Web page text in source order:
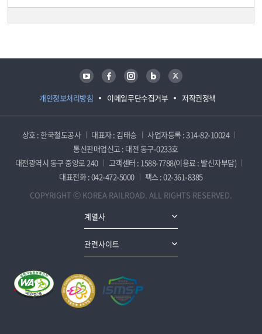
개인정보처리방침 이메일무단수집거부 저작권정책
유튜브 페이스북 인스타그램 블로그 트위터
상호 : 한국철도공사 대표자 : 김태승
사업자등록 : 314-82-10024
통신판매업신고 : 대전 동구-0233호
대전광역시 동구 중앙로 240
고객센터 : 1588-7788(이용료 : 발신자부담)
대표전화 : 042-472-5000
팩스 : 02-361-8385
COPYRIGHT ⓒ KOREA RAILROAD. ALL RIGHTS RESERVED.
계열사
관련사이트